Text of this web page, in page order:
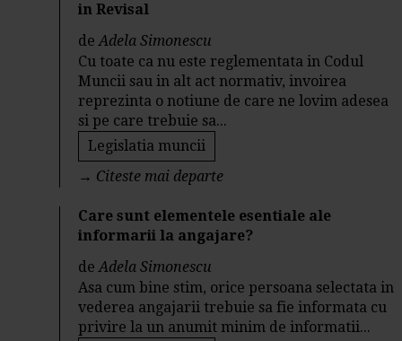
in Revisal
deAdela Simonescu
Cu toate ca nu este reglementata in Codul
Muncii sau in alt act normativ, invoirea
reprezinta o notiune de care ne lovim adesea
si pe care trebuie sa...
Legislatia muncii
→ Citeste mai departe
Care sunt elementele esentiale ale
informarii la angajare?
deAdela Simonescu
Asa cum bine stim, orice persoana selectata in
vederea angajarii trebuie sa fie informata cu
privire la un anumit minim de informatii...